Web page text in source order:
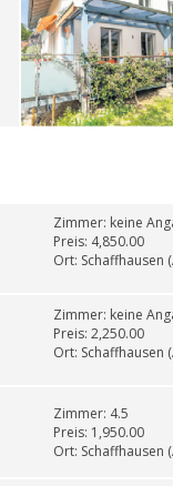
Zimmer: keine
Preis: 4,850.00
Ort: Schaffhausen
Zimmer: keine
Preis: 2,250.00
Ort: Schaffhausen
Zimmer: 4.5
Preis: 1,950.00
Ort: Schaffhausen